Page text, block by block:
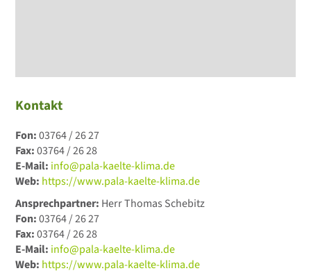
Kontakt
Fon:03764 / 26 27
Fax:03764 / 26 28
E-Mail: info@pala-kaelte-klima.de
Web: https://www.pala-kaelte-klima.de
Ansprechpartner: Herr Thomas Schebitz
Fon:03764 / 26 27
Fax:03764 / 26 28
E-Mail: info@pala-kaelte-klima.de
Web: https://www.pala-kaelte-klima.de